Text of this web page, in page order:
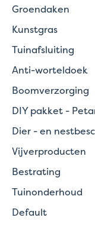
Groendaken
Kunstgras
Tuinafsluiting
Anti-worteldoek
Boomverzorging
DIY pakket -
Dier - en
Vijverproducten
Bestrating
Tuinonderhoud
Default